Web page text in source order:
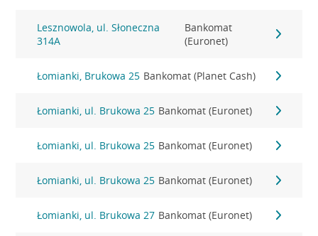
Lesznowola, ul. Słoneczna
314A
Bankomat
(Euronet)
Łomianki, Brukowa 25 Bankomat (Planet Cash)
Łomianki, ul. Brukowa 25 Bankomat (Euronet)
Łomianki, ul. Brukowa 25 Bankomat (Euronet)
Łomianki, ul. Brukowa 25 Bankomat (Euronet)
Łomianki, ul. Brukowa 27 Bankomat (Euronet)